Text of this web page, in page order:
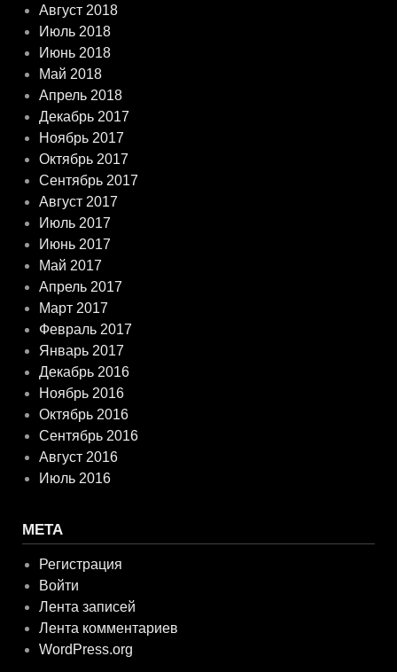
Август 2018
Июль 2018
Июнь 2018
Май 2018
Апрель 2018
Декабрь 2017
Ноябрь 2017
Октябрь 2017
Сентябрь 2017
Август 2017
Июль 2017
Июнь 2017
Май 2017
Апрель 2017
Март 2017
Февраль 2017
Январь 2017
Декабрь 2016
Ноябрь 2016
Октябрь 2016
Сентябрь 2016
Август 2016
Июль 2016
МЕТА
Регистрация
Войти
Лента записей
Лента комментариев
WordPress.org